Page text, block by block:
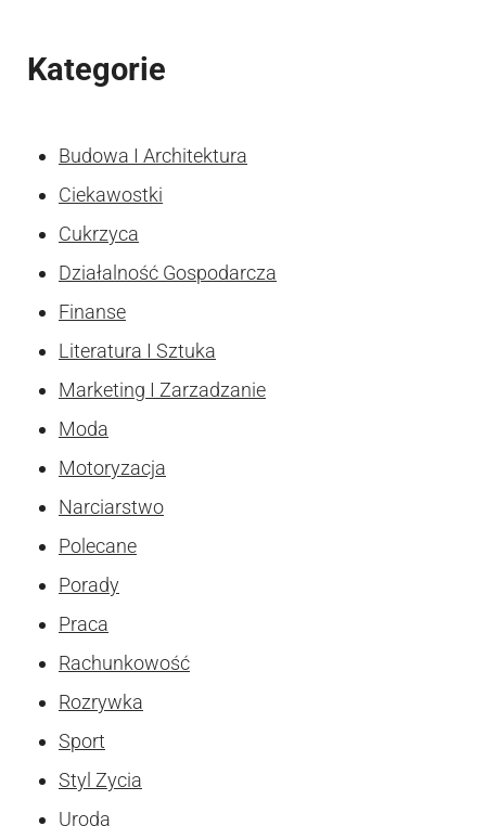
Kategorie
Budowa I Architektura
Ciekawostki
Cukrzyca
Działalność Gospodarcza
Finanse
Literatura I Sztuka
Marketing I Zarzadzanie
Moda
Motoryzacja
Narciarstwo
Polecane
Porady
Praca
Rachunkowość
Rozrywka
Sport
Styl Zycia
Uroda